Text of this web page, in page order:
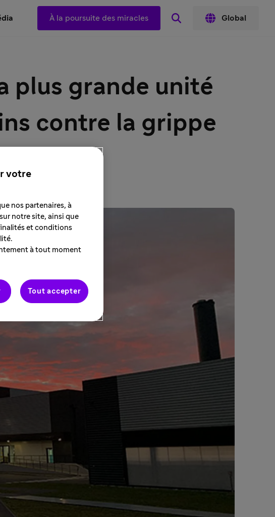
À la poursuite des miracles Global
plus grande unité
contre la grippe
votre
nos partenaires, à
notre site, ainsi que
et conditions
à tout moment
Tout accepter